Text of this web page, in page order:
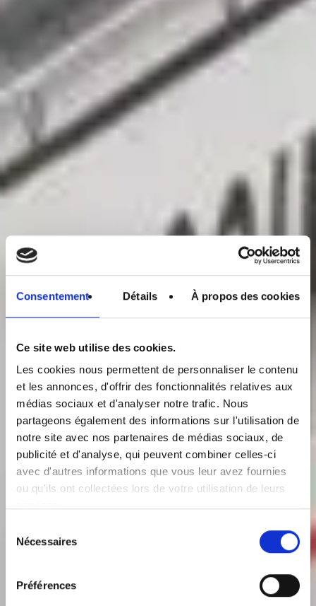
Consentement Détails À propos des cookies
Ce site web utilise des cookies.
Les cookies nous permettent de personnaliser le contenu
et les annonces, d'offrir des fonctionnalités relatives aux
médias sociaux et d'analyser notre trafic. Nous
partageons également des informations sur l'utilisation de
notre site avec nos partenaires de médias sociaux, de
publicité et d'analyse, qui peuvent combiner celles-ci
avec d'autres informations que vous leur avez fournies
ou qu'ils ont collectées lors de votre utilisation de leurs
Nécessaires
Préférences